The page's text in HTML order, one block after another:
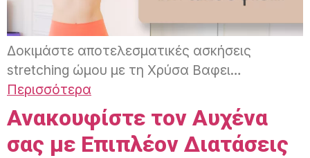
Δοκιμάστε αποτελεσματικές ασκήσεις
stretching ώμου με τη Χρύσα Βαφει…
Περισσότερα
Ανακουφίστε τον Αυχένα
σας με Επιπλέον Διατάσεις